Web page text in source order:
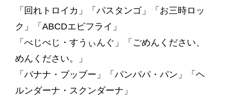
「回れトロイカ」「パスタンゴ」「お三時ロッ
ク」「ABCDエビフライ」
「べじべじ・すうぃんぐ」「ごめんください、
めんください。」
「バナナ・ブッブー」「パンパパ・パン」
「ヘ
ルンダーナ・スクンダーナ」